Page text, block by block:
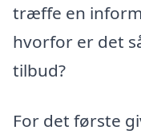
træffe en
hvorfor er det
tilbud?
For det første